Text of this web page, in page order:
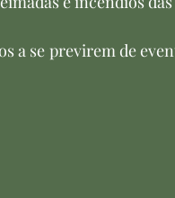
a se previrem de